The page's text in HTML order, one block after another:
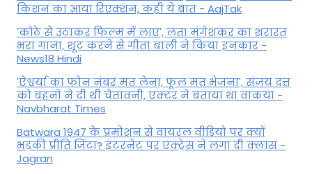
किशन का आया रिएक्शन, कही ये बात - AajTak
'कोठे से उठाकर फिल्म में लाए', लता मंगेशकर का शरारत
भरा गाना, शूट करने से गीता बाली ने किया इनकार -
News18 Hindi
'ऐश्वर्या का फोन नंबर मत लेना, फूल मत भेजना', संजय दत्त
को बहनों ने दी थी चेतावनी, एक्टर ने बताया था वाकया -
Navbharat Times
Batwara 1947 के प्रमोशन से वायरल वीडियो पर क्यों
भड़की प्रीति जिंटा? इंटरनेट पर एक्ट्रेस ने लगा दी क्लास -
Jagran